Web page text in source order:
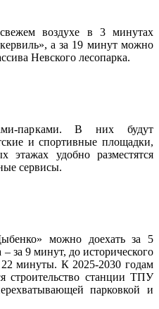
воздухе в 3 минутах
а за 19 минут можно
Невского лесопарка.
парками. В них будут
и спортивные площадки,
удобно разместятся
сервисы.
можно доехать за 5
за 9 минут, до исторического
22 минуты. К 2025-2030 годам
строительство станции ТПУ
парковкой и